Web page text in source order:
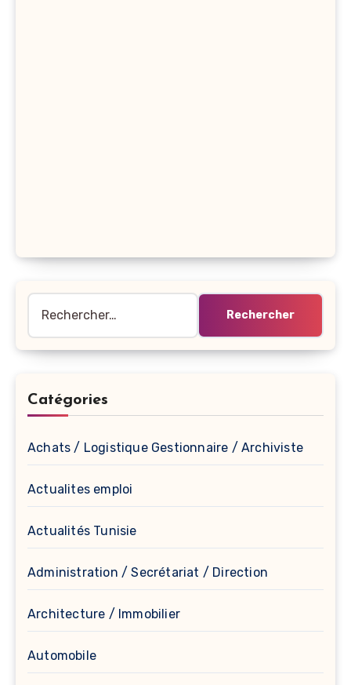
Catégories
Achats / Logistique Gestionnaire / Archiviste
Actualites emploi
Actualités Tunisie
Administration / Secrétariat / Direction
Architecture / Immobilier
Automobile